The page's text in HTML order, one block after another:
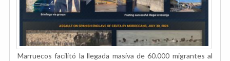
Marruecos facilitó la llegada masiva de 60.000 migrantes al